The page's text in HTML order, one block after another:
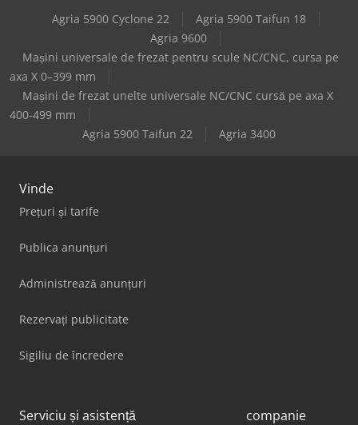
Agria 5900 Cyclone 22
Agria 5900 Taifun 18
Agria 9600
Mașini universale de frezat pentru scule NC/CNC, cursa pe
axa X 0–399 mm
Mașini de frezat unelte universale NC/CNC cursă pe axa X
400-499 mm
Agria 5900 Taifun 22
Agria 3400
Vinde
Prețuri și tarife
Publica anunțuri
Administrează anunțuri
Rezervați publicitate
Sigiliu de încredere
Serviciu și asistență companie